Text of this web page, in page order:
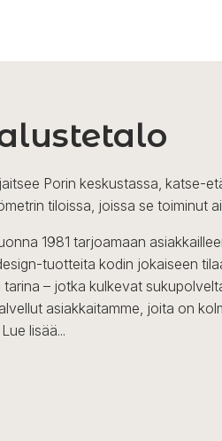
Porin keskustassa, katse-
tiloissa, joissa se toiminut
1981 tarjoamaan
tuotteita kodin jokaiseen
tarina – jotka kulkevat
asiakkaitamme, joita on
Lue lisää...